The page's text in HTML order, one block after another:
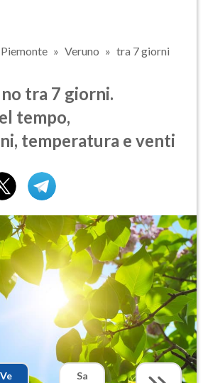
Piemonte Veruno tra 7 giorni
tra 7 giorni.
tempo,
temperatura e venti
Ve
Sa